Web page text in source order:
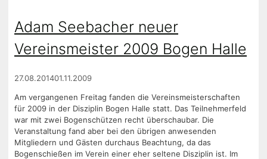
Adam Seebacher neuer
Vereinsmeister 2009 Bogen Halle
27.08.201401.11.2009
Am vergangenen Freitag fanden die Vereinsmeisterschaften
für 2009 in der Disziplin Bogen Halle statt. Das Teilnehmerfeld
war mit zwei Bogenschützen recht überschaubar. Die
Veranstaltung fand aber bei den übrigen anwesenden
Mitgliedern und Gästen durchaus Beachtung, da das
Bogenschießen im Verein einer eher seltene Disziplin ist. Im